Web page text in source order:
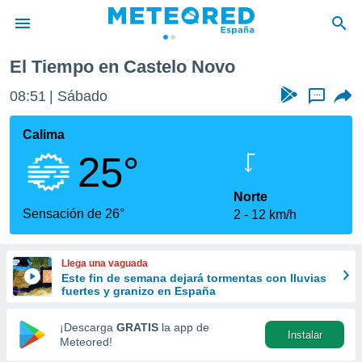
de
por
que se
calidad.
a este
las
y
forma
digital
basada
El Tiempo en Castelo Novo
08:51 Sábado ...
Calima
25°
Sensación de 26°
Norte
2
12 km/h
Llega una vaguada
Este fin de semana dejará tormentas con lluvias
fuertes y granizo en España
¡Descarga GRATIS la app de
Meteored!
Instalar